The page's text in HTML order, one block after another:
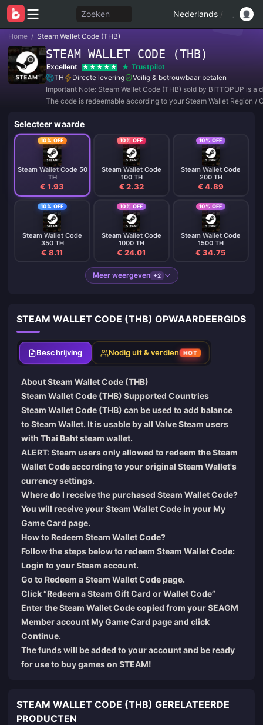
Zoeken Nederlands /
Home / Steam Wallet Code (THB)
STEAM WALLET CODE (THB)
Excellent
Trustpilot
TH
Directe levering
Veilig & betrouwbaar betalen
Important Note: Steam Wallet Code (THB) sold by BITTOPUP is a
The code is redeemable according to your Steam Wallet Region /
Selecteer waarde
10% OFF
Steam Wallet Code 50
TH
€ 1.93
10% OFF
Steam Wallet Code
100 TH
€ 2.32
10% OFF
Steam Wallet Code
200 TH
€ 4.89
10% OFF
Steam Wallet Code
350 TH
€ 8.11
10% OFF
Steam Wallet Code
1000 TH
€ 24.01
10% OFF
Steam Wallet Code
1500 TH
€ 34.75
Meer weergeven +2
STEAM WALLET CODE (THB) OPWAARDEERGIDS
Beschrijving Nodig uit & verdien HOT
About Steam Wallet Code (THB)
Steam Wallet Code (THB) Supported Countries
Steam Wallet Code (THB) can be used to add balance
to Steam Wallet. It is usable by all Valve Steam users
with Thai Baht steam wallet.
ALERT: Steam users only allowed to redeem the Steam
Wallet Code according to your original Steam Wallet's
currency settings.
Where do I receive the purchased Steam Wallet Code?
You will receive your Steam Wallet Code in your My
Game Card page.
How to Redeem Steam Wallet Code?
Follow the steps below to redeem Steam Wallet Code:
Login to your Steam account.
Go to Redeem a Steam Wallet Codepage.
Click “Redeem a Steam Gift Card or Wallet Code”
Enter the Steam Wallet Code copied from your SEAGM
Member account My Game Card page and click
Continue.
The funds will be added to your account and be ready
for use to buy games on STEAM!
STEAM WALLET CODE (THB) GERELATEERDE
PRODUCTEN